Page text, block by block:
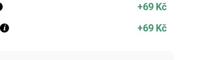
+69 Kč
+69 Kč